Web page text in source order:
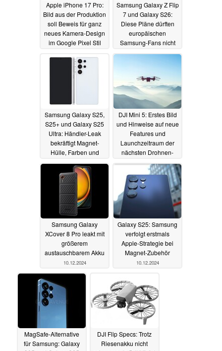
Apple iPhone 17 Pro:
Bild aus der Produktion
soll Beweis für ganz
neues Kamera-Design
im Google Pixel Stil
Samsung Galaxy Z Flip
7 und Galaxy S26:
Diese Pläne dürften
europäischen
Samsung-Fans nicht
12.12.2024
Samsung Galaxy S25,
S25+ und Galaxy S25
Ultra: Händler-Leak
bekräftigt Magnet-
Hülle, Farben und
11.12.2024
DJI Mini 5: Erstes Bild
und Hinweise auf neue
Features und
Launchzeitraum der
nächsten Drohnen-
11.12.2024
Samsung Galaxy
XCover 8 Pro leakt mit
größerem
austauschbarem Akku
10.12.2024
Galaxy S25: Samsung
verfolgt erstmals
Apple-Strategie bei
Magnet-Zubehör
10.12.2024
MagSafe-Alternative
für Samsung: Galaxy
DJI Flip Specs: Trotz
Riesenakku nicht